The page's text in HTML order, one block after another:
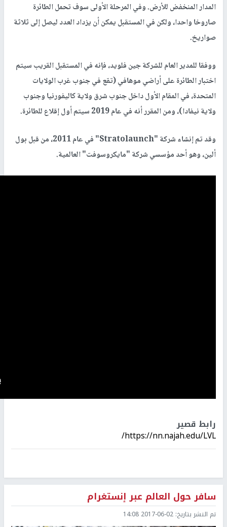
المدار المنخفض للأرض. وفي المرحلة الأولى سوف تحمل الطائرة
صاروخا واحدا، ولكن في المستقبل يمكن أن يزداد العدد ليصل إلى ثلاثة
صواريخ.
ووفقا للمدير العام للشركة جين فلويد، فإنه في المستقبل القريب سيتم
اختبار الطائرة على أراضي موهافي (تقع في جنوب غرب الولايات
المتحدة، في المقام الأول داخل جنوب شرق ولاية كاليفورنيا وجنوب
ولاية نيفادا)، ومن المقرر أنه في عام 2019 سيتم أول إقلاع للطائرة.
وقد تم إنشاء شركة "Stratolaunch" في عام 2011، من قبل بول
ألين، وهو أحد مؤسسي شركة "مايكروسوفت" العالمية.
رابط قصير
https://nn.najah.edu/LVL/
سافر حول العالم عبر إنستغرام
تم النشر بتاريخ: 2017-06-02 14:08